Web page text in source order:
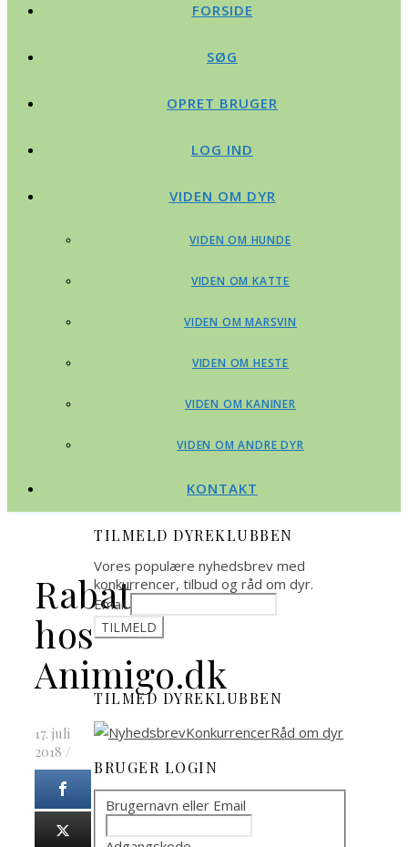
FORSIDE
SØG
OPRET BRUGER
LOG IND
VIDEN OM DYR
VIDEN OM HUNDE
VIDEN OM KATTE
VIDEN OM MARSVIN
VIDEN OM HESTE
VIDEN OM KANINER
VIDEN OM ANDRE DYR
KONTAKT
Rabat
hos
Animigo.dk
17. juli
2018 /
TILMELD DYREKLUBBEN
Vores populære nyhedsbrev med
konkurrencer, tilbud og råd om dyr.
Email
TILMED DYREKLUBBEN
BRUGER LOGIN
Brugernavn eller Email